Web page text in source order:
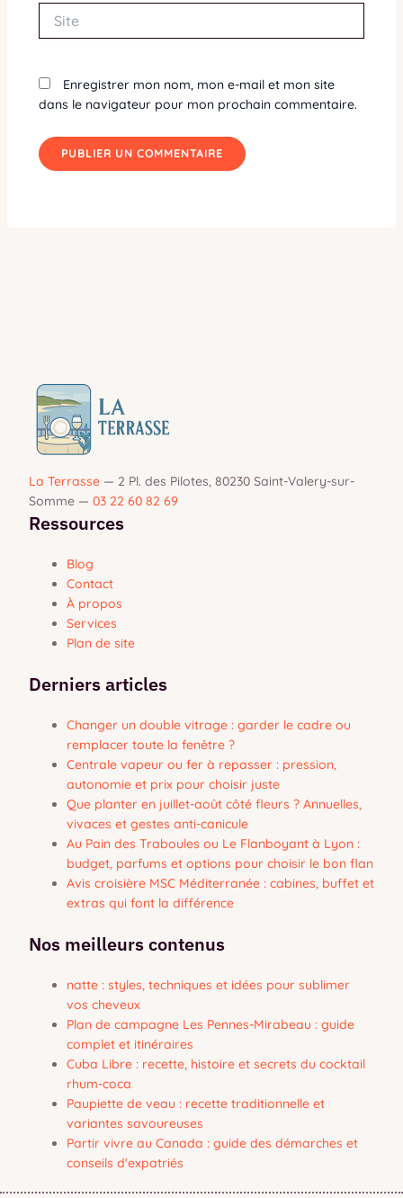
Enregistrer mon nom, mon e-mail et mon site
dans le navigateur pour mon prochain commentaire.
La Terrasse — 2 Pl. des Pilotes, 80230 Saint-Valery-sur-
Somme — 03 22 60 82 69
Ressources
Blog
Contact
À propos
Services
Plan de site
Derniers articles
Changer un double vitrage : garder le cadre ou
remplacer toute la fenêtre ?
Centrale vapeur ou fer à repasser : pression,
autonomie et prix pour choisir juste
Que planter en juillet-août côté fleurs ? Annuelles,
vivaces et gestes anti-canicule
Au Pain des Traboules ou Le Flanboyant à Lyon :
budget, parfums et options pour choisir le bon flan
Avis croisière MSC Méditerranée : cabines, buffet et
extras qui font la différence
Nos meilleurs contenus
natte : styles, techniques et idées pour sublimer
vos cheveux
Plan de campagne Les Pennes-Mirabeau : guide
complet et itinéraires
Cuba Libre : recette, histoire et secrets du cocktail
rhum-coca
Paupiette de veau : recette traditionnelle et
variantes savoureuses
Partir vivre au Canada : guide des démarches et
conseils d'expatriés